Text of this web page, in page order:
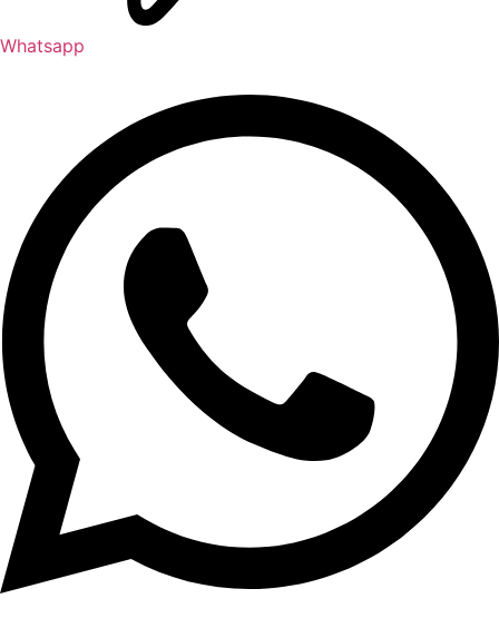
Whatsapp